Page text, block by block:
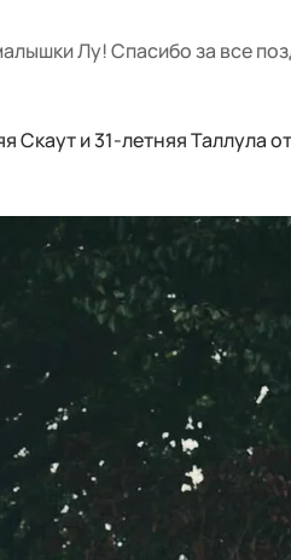
Лу! Спасибо за все
и 31-летняя Таллула